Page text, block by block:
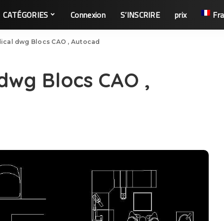
CATÉGORIES Connexion S’INSCRIRE prix
dwg Blocs CAO , Autocad
Blocs CAO ,